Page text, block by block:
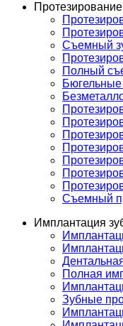
Протезирование
Съемный
Полный
Съемный
Имплантация
Полная
Зубные